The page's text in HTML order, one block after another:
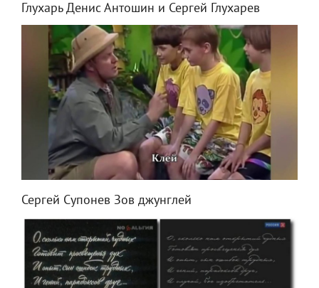
Глухарь Денис Антошин и Сергей Глухарев
Сергей Супонев Зов джунглей